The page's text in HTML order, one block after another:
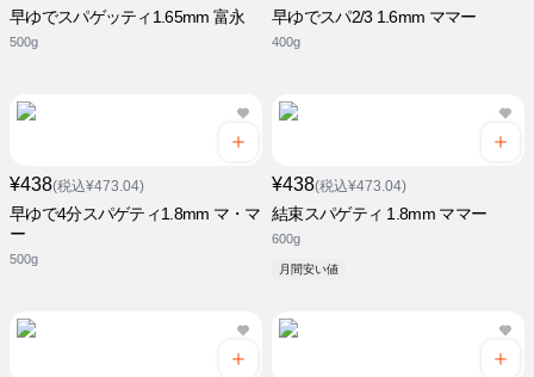
早ゆでスパゲッティ1.65mm 富永
500g
早ゆでスパ2/3 1.6mm ママー
400g
¥438(税込¥473.04)
早ゆで4分スパゲティ1.8mm マ・マ
ー
500g
¥438(税込¥473.04)
結束スパゲティ 1.8mm ママー
600g
月間安い値